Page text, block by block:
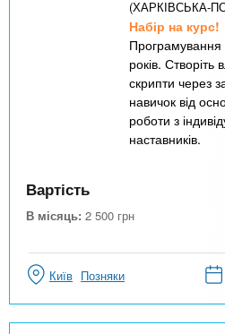
(ХАРКІВСЬКА-
Набір на курс!
Програмування
років. Створіть
скрипти через
навичок від
роботи з
наставників.
Вартість
В місяць: 2 500 грн
Київ Позняки